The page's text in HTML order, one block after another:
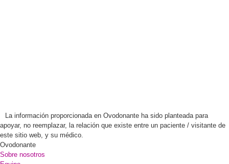
La información proporcionada en Ovodonante ha sido planteada para
apoyar, no reemplazar, la relación que existe entre un paciente / visitante de
este sitio web, y su médico.
Ovodonante
Sobre nosotros